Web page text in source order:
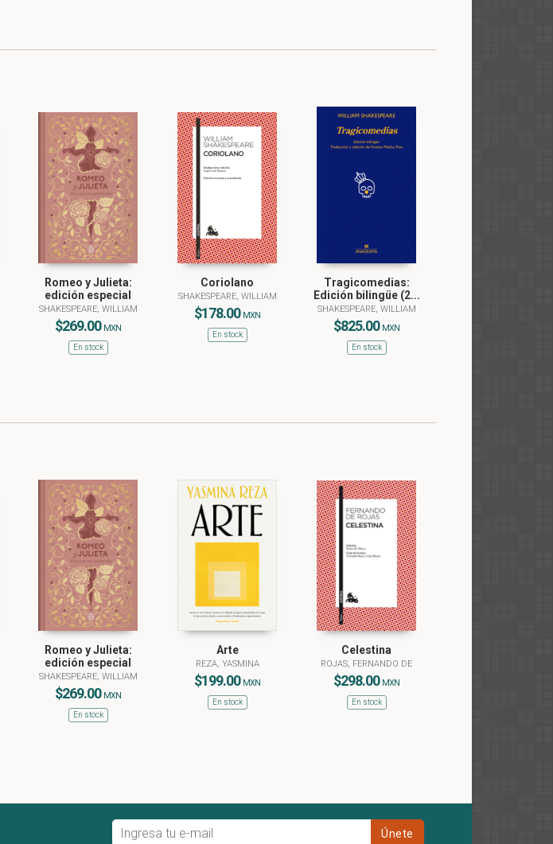
Romeo y Julieta:
edición especial
SHAKESPEARE, WILLIAM
$269.00 MXN
En stock
Coriolano
SHAKESPEARE, WILLIAM
$178.00 MXN
En stock
Tragicomedias:
Edición bilingüe (2...
SHAKESPEARE, WILLIAM
$825.00 MXN
En stock
Romeo y Julieta:
edición especial
SHAKESPEARE, WILLIAM
$269.00 MXN
En stock
Arte
REZA, YASMINA
$199.00 MXN
En stock
Celestina
ROJAS, FERNANDO DE
$298.00 MXN
En stock